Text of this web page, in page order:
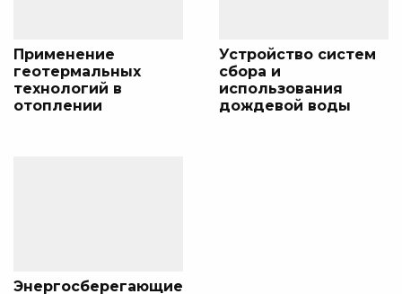
Применение
геотермальных
технологий в
отоплении
Устройство систем
сбора и
использования
дождевой воды
Энергосберегающие